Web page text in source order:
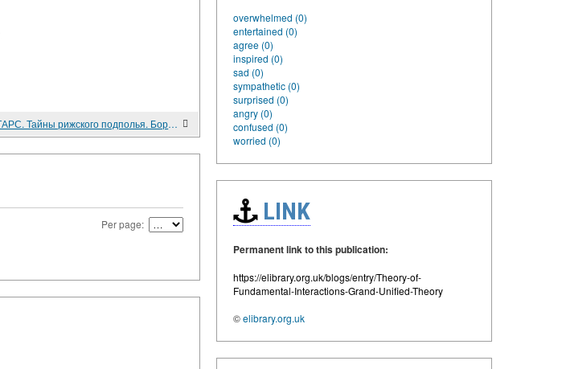
Я. ДЗИНТАРС. Тайны рижского подполья. Борьба рабочих Риги в годы гитлеровской оккупации (1941 - 1944). Рига. Авотс. 1986. 239 с.
Per page:
overwhelmed (0)
entertained (0)
agree (0)
inspired (0)
sad (0)
sympathetic (0)
surprised (0)
angry (0)
confused (0)
worried (0)
LINK
Permanent link to this publication:
https://elibrary.org.uk/blogs/entry/Theory-of-
Fundamental-Interactions-Grand-Unified-Theory
©elibrary.org.uk